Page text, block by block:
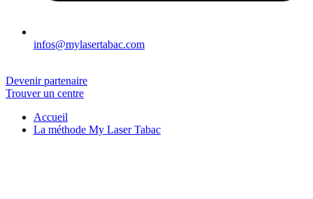
infos@mylasertabac.com
Devenir partenaire
Trouver un centre
Accueil
La méthode My Laser Tabac